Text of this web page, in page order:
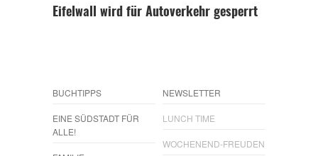
Eifelwall wird für Autoverkehr gesperrt
BUCHTIPPS
EINE SÜDSTADT FÜR
ALLE!
NEWSLETTER
LUNCH TIME
WOCHENEND-FREUDEN